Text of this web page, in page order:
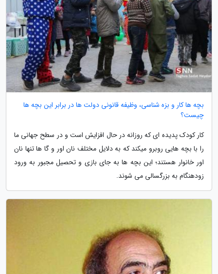
بچه ها کار و بزه شناسی، وظیفه قانونی دولت ها در برابر این بچه ها
چیست؟
کار کودک پدیده ای که روزانه در حال افزایش است و در سطح جهانی ما
را با بچه هایی روبرو میکند که به دلایل مختلف نان اور و گا ها تنها نان
اور خانوار هستند؛ این بچه ها به جای بازی و تحصیل مجبور به ورود
زودهنگام به بزرگسالی می شوند.